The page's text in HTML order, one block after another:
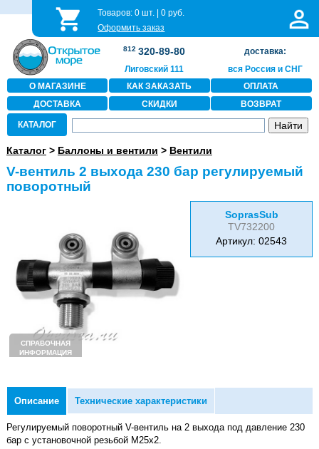
Товаров:0 шт. |0 руб.
Оформить заказ
812 320-89-80
Лиговский 111
доставка:
вся Россия и СНГ
О МАГАЗИНЕ
КАК ЗАКАЗАТЬ
ОПЛАТА
ДОСТАВКА
СКИДКИ ВОЗВРАТ
КАТАЛОГ
Каталог> Баллоны и вентили > Вентили
V-вентиль 2 выхода 230 бар регулируемый
поворотный
СПРАВОЧНАЯ
ИНФОРМАЦИЯ
SoprasSub
TV732200
Артикул: 02543
Описание Технические характеристики
Регулируемый поворотный V-вентиль на 2 выхода под давление 230
бар с установочной резьбой М25х2.